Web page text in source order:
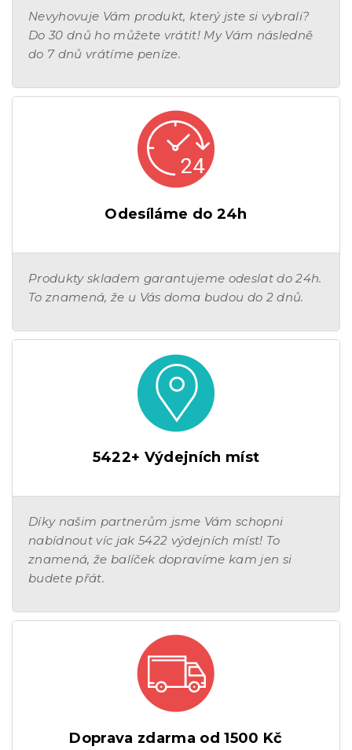
Nevyhovuje Vám produkt, který jste si vybrali?
Do 30 dnů ho můžete vrátit! My Vám následně
do 7 dnů vrátíme peníze.
Odesíláme do 24h
Produkty skladem garantujeme odeslat do 24h.
To znamená, že u Vás doma budou do 2 dnů.
5422+ Výdejních míst
Díky našim partnerům jsme Vám schopni
nabídnout víc jak 5422 výdejních míst! To
znamená, že balíček dopravíme kam jen si
budete přát.
Doprava zdarma od 1500 Kč